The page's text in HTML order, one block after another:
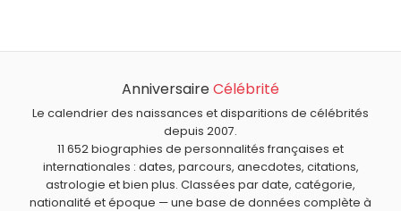
Jérôme Commandeur,Bérengère Krief
David MarsaisetBlanche Gardinsont du signe Bélier.
AnniversaireCélébrité
Le calendrier des naissances et disparitions de célébrités
depuis 2007.
11 652 biographies de personnalités françaises et
internationales : dates, parcours, anecdotes, citations,
astrologie et bien plus. Classées par date, catégorie,
nationalité et époque — une base de données complète à